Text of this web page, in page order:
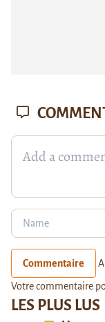
LES PLUS LUS
Commentaire
Votre commentaire